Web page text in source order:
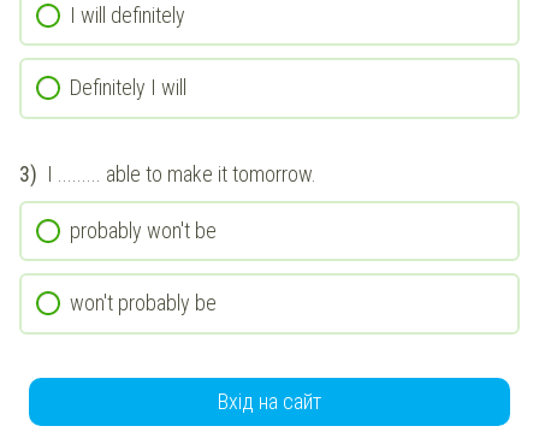
I will definitely
Definitely I will
3) I ......... able to make it tomorrow.
probably won't be
won't probably be
Вхід на сайт